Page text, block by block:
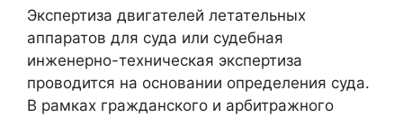
Экспертиза двигателей летательных
аппаратов для суда или судебная
инженерно-техническая экспертиза
проводится на основании определения суда.
В рамках гражданского и арбитражного